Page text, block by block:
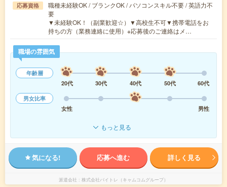
応募資格
職種未経験OK / ブランクOK / パソコンスキル不要 / 英語力不
要
▼未経験OK！（副業歓迎☆）▼高校生不可▼携帯電話をお
持ちの方（業務連絡に使用）※応募後のご連絡はメ…
職場の雰囲気
年齢層
20代
30代 40代 50代
60代
男女比率
女性
男性
もっと見る
気になる! 応募へ進む 詳しく見る
派遣会社 株式会社バイトレ（キャムコムグループ）